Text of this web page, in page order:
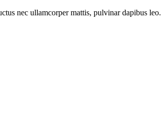
nec ullamcorper mattis, pulvinar dapibus leo.